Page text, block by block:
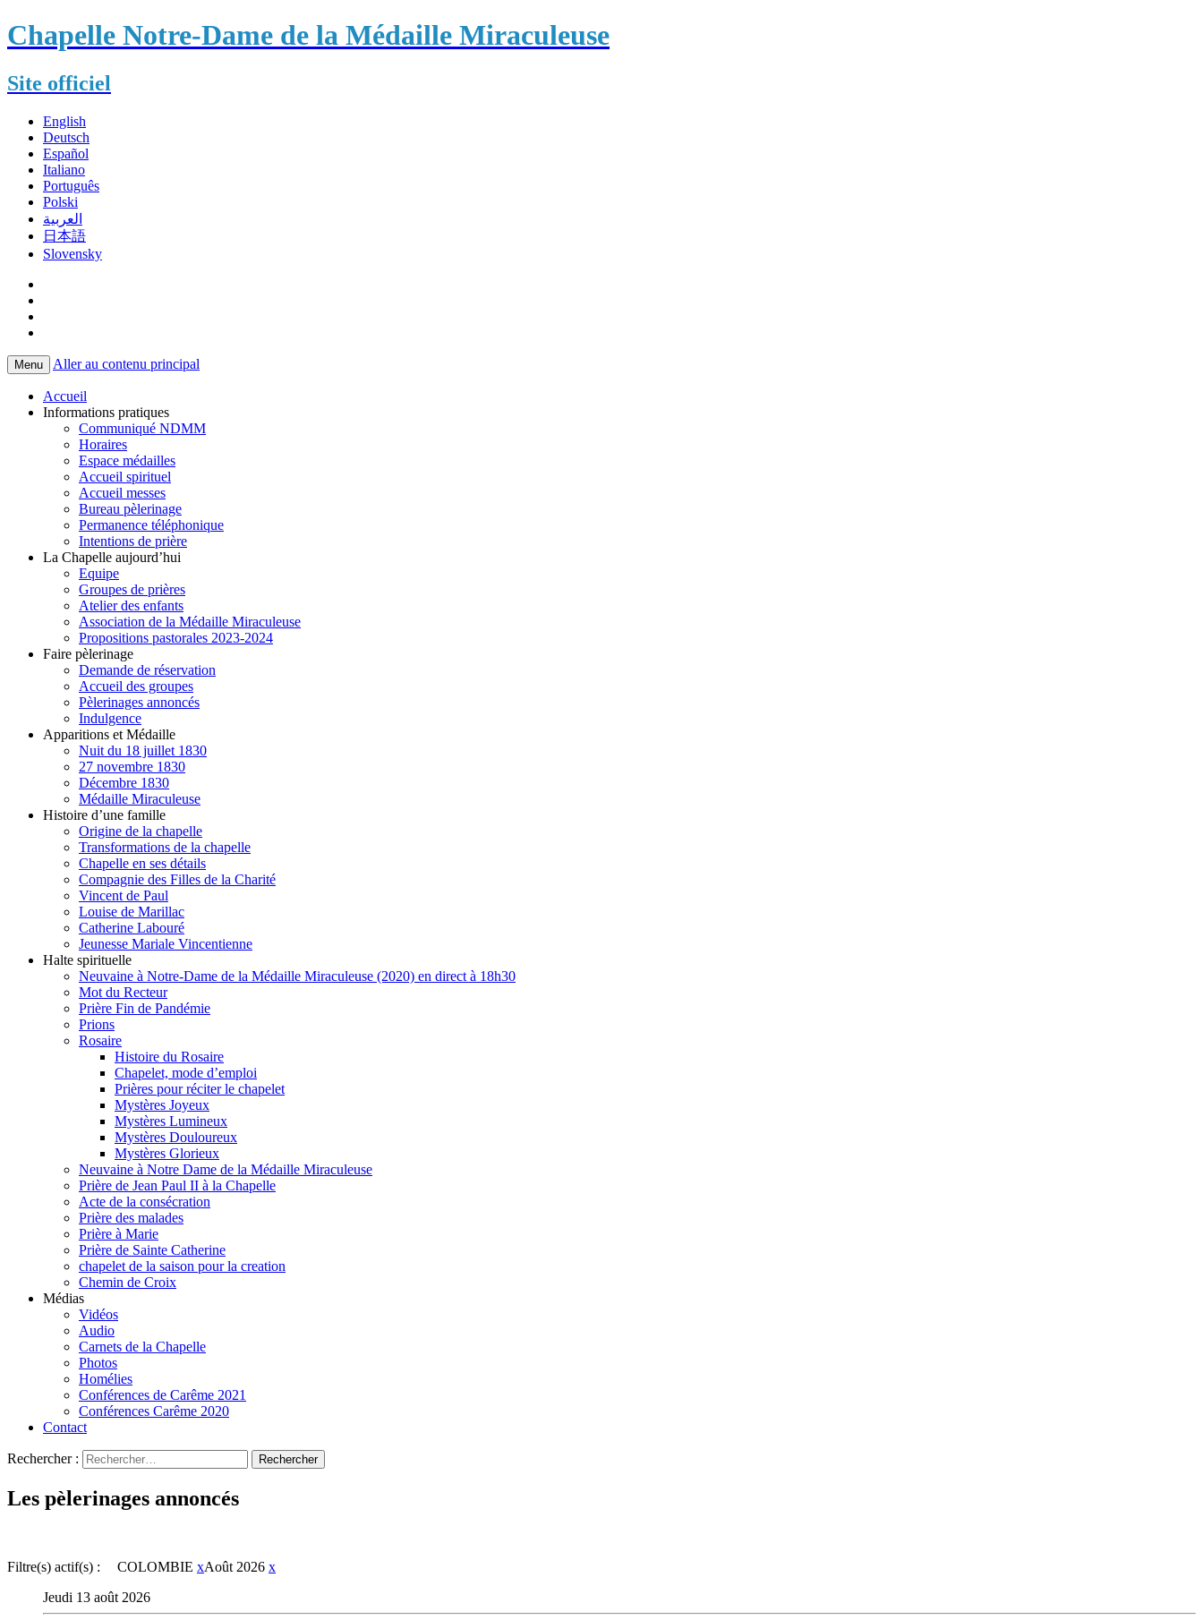
Chapelle Notre-Dame de la Médaille Miraculeuse
Site officiel
English
Deutsch
Español
Italiano
Português
Polski
العربية
日本語
Slovensky
Menu Aller au contenu principal
Accueil
Informations pratiques
Communiqué NDMM
Horaires
Espace médailles
Accueil spirituel
Accueil messes
Bureau pèlerinage
Permanence téléphonique
Intentions de prière
La Chapelle aujourd’hui
Equipe
Groupes de prières
Atelier des enfants
Association de la Médaille Miraculeuse
Propositions pastorales 2023-2024
Faire pèlerinage
Demande de réservation
Accueil des groupes
Pèlerinages annoncés
Indulgence
Apparitions et Médaille
Nuit du 18 juillet 1830
27 novembre 1830
Décembre 1830
Médaille Miraculeuse
Histoire d’une famille
Origine de la chapelle
Transformations de la chapelle
Chapelle en ses détails
Compagnie des Filles de la Charité
Vincent de Paul
Louise de Marillac
Catherine Labouré
Jeunesse Mariale Vincentienne
Halte spirituelle
Neuvaine à Notre-Dame de la Médaille Miraculeuse (2020) en direct à 18h30
Mot du Recteur
Prière Fin de Pandémie
Prions
Rosaire
Histoire du Rosaire
Chapelet, mode d’emploi
Prières pour réciter le chapelet
Mystères Joyeux
Mystères Lumineux
Mystères Douloureux
Mystères Glorieux
Neuvaine à Notre Dame de la Médaille Miraculeuse
Prière de Jean Paul II à la Chapelle
Acte de la consécration
Prière des malades
Prière à Marie
Prière de Sainte Catherine
chapelet de la saison pour la creation
Chemin de Croix
Médias
Vidéos
Audio
Carnets de la Chapelle
Photos
Homélies
Conférences de Carême 2021
Conférences Carême 2020
Contact
Rechercher :
Les pèlerinages annoncés
Filtre(s) actif(s) : COLOMBIE xAoût 2026 x
Jeudi 13 août 2026